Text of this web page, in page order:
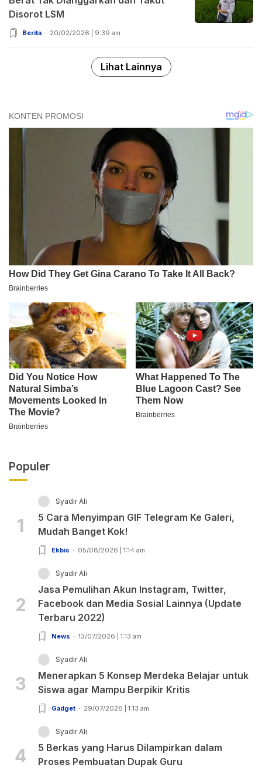
Disorot LSM
Berita 20/02/2026 | 9:39 am
Lihat Lainnya
Populer
1
Syadir Ali
5 Cara Menyimpan GIF Telegram Ke Galeri,
Mudah Banget Kok!
Ekbis 05/08/2026 | 1:14 am
2
Syadir Ali
Jasa Pemulihan Akun Instagram, Twitter,
Facebook dan Media Sosial Lainnya (Update
Terbaru 2022)
News 13/07/2026 | 1:13 am
3
Syadir Ali
Menerapkan 5 Konsep Merdeka Belajar untuk
Siswa agar Mampu Berpikir Kritis
Gadget 29/07/2026 | 1:13 am
4
Syadir Ali
5 Berkas yang Harus Dilampirkan dalam
Proses Pembuatan Dupak Guru